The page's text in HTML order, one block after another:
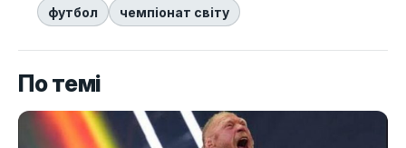
футбол чемпіонат світу
По темі